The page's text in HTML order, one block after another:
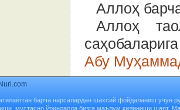
Аллоҳ
Аллоҳ
Абу
барча нарсалардан шахсий фойдаланиш учун
мустасно ўринларда бизга маълум қилиниши шарт.